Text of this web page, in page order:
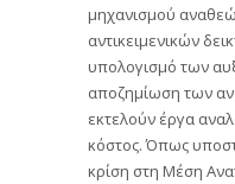
μηχανισμού
αντικειμενικών
υπολογισμό των
αποζημίωση των
εκτελούν έργα
κόστος. Όπως
κρίση στη Μέση